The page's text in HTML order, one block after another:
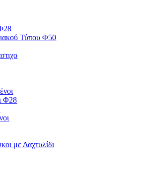
Τύπου Φ50
Φ28
με Δαχτυλίδι